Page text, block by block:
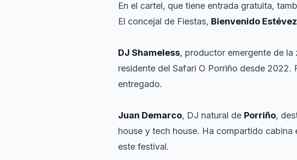
En el cartel, que tiene entrada gratuita,
El concejal de Fiestas, Bienvenido Estévez
DJ Shameless, productor emergente de la
residente del Safari O Porriño desde 2022.
entregado.
Juan Demarco, DJ natural de Porriño,
house y tech house. Ha compartido
este festival.